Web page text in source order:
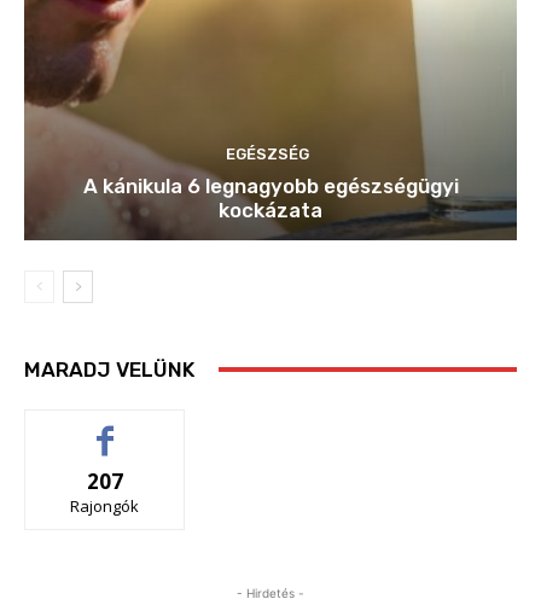
EGÉSZSÉG
A kánikula 6 legnagyobb egészségügyi
kockázata
MARADJ VELÜNK
207
Rajongók
- Hirdetés -